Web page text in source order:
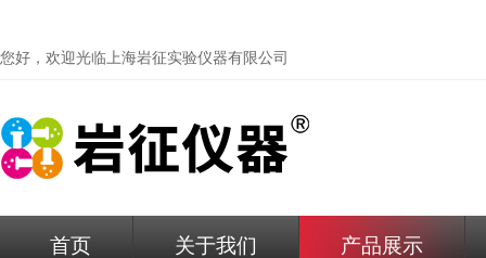
您好，欢迎光临上海岩征实验仪器有限公司
首页 关于我们 产品展示